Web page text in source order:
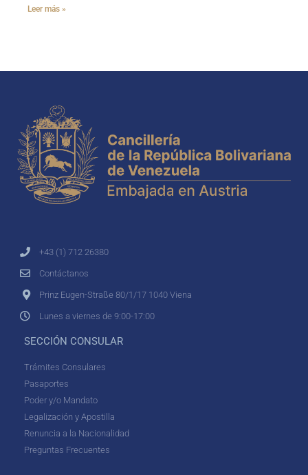
Leer más »
+43 (1) 712 26380
Contáctanos
Prinz Eugen-Straße 80/1/17 1040 Viena
Lunes a viernes de 9:00-17:00
SECCIÓN CONSULAR
Trámites Consulares
Pasaportes
Poder y/o Mandato
Legalización y Apostilla
Renuncia a la Nacionalidad
Preguntas Frecuentes